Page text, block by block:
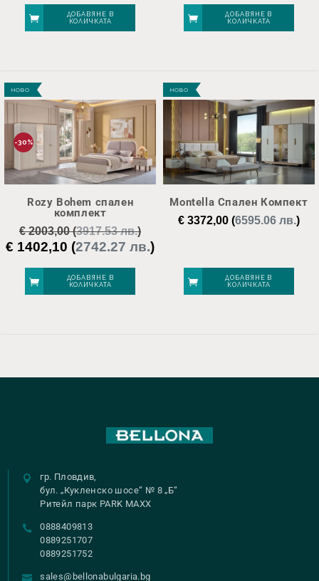
ДОБАВЯНЕ В
КОЛИЧКАТА
ДОБАВЯНЕ В
КОЛИЧКАТА
НОВО
-30%
Rozy Bohem спален
комплект
€2003,00(3917.53 лв.)
Original
was:
€ 2003,00.
€ 1402,10 (2742.27 лв.)Текущата
€ 1402,10.
ДОБАВЯНЕ В
КОЛИЧКАТА
НОВО
Montella Спален Компект
€3372,00(6595.06 лв.)
ДОБАВЯНЕ В
КОЛИЧКАТА
гр. Пловдив,
бул. „Кукленско шосе“ № 8 „Б“
Ритейл парк PARK MAXX
0888409813
0889251707
0889251752
sales@bellonabulgaria.bg